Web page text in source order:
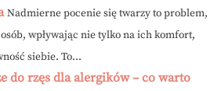
Nadmierne pocenie się twarzy to problem,
wpływając nie tylko na ich komfort,
siebie. To...
do rzęs dla alergików – co warto